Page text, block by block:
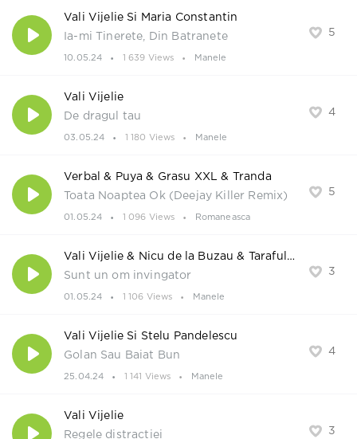
5
Vali Vijelie Si Maria Constantin
Ia-mi Tinerete, Din Batranete
10.05.24 1 639 Views Manele
4
Vali Vijelie
De dragul tau
03.05.24 1 180 Views Manele
5
Verbal & Puya & Grasu XXL & Tranda
Toata Noaptea Ok (Deejay Killer Remix)
01.05.24 1 096 Views Romaneasca
3
Vali Vijelie & Nicu de la Buzau & Taraful Emil Poke
Sunt un om invingator
01.05.24 1 106 Views Manele
4
Vali Vijelie Si Stelu Pandelescu
Golan Sau Baiat Bun
25.04.24 1 141 Views Manele
3
Vali Vijelie
Regele distractiei